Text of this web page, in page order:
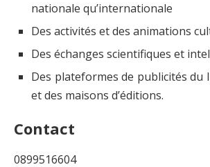
nationale qu’internationale
Des activités et des animations
Des échanges scientifiques et
Des plateformes de publicités du
et des maisons d’éditions.
Contact
0899516604